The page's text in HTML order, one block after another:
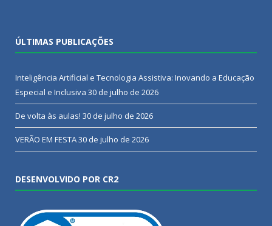
ÚLTIMAS PUBLICAÇÕES
Inteligência Artificial e Tecnologia Assistiva: Inovando a Educação
Especial e Inclusiva 30 de julho de 2026
De volta às aulas! 30 de julho de 2026
VERÃO EM FESTA30 de julho de 2026
DESENVOLVIDO POR CR2